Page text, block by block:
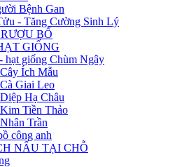
Bệnh Gan
- Tăng Cường Sinh Lý
BỔ
GIỐNG
hạt giống Chùm Ngây
Ích Mẫu
Giai Leo
Hạ Châu
Tiền Thảo
Trần
công anh
NẤU TẠI CHỖ